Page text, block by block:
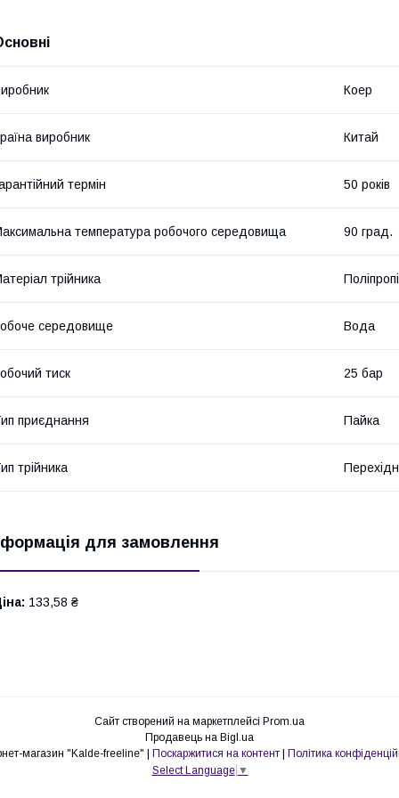
Коер
виробник Китай
термін 50 років
температура робочого середовища 90 град.
трійника
середовище Вода
тиск 25 бар
приєднання Пайка
трійника
для замовлення
133,58 ₴
Сайт створений на маркетплейсі Prom.ua
Продавець на Bigl.ua
Інтернет-магазин "Kalde-freeline" | Поскаржитися на контент | Політика
Select Language ▼